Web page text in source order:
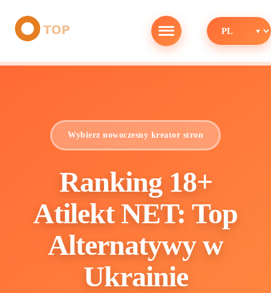
Wybierz nowoczesny kreator stron
Ranking 18+
Atilekt NET: Top
Alternatywy w
Ukrainie